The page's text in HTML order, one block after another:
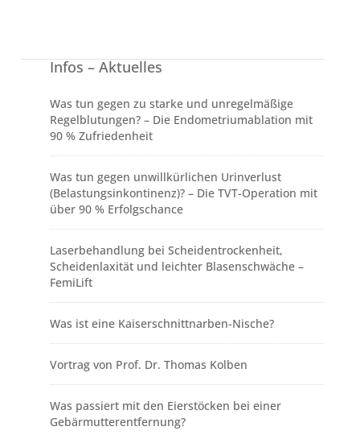
Infos – Aktuelles
Was tun gegen zu starke und unregelmäßige
Regelblutungen? – Die Endometriumablation mit
90 % Zufriedenheit
Was tun gegen unwillkürlichen Urinverlust
(Belastungsinkontinenz)? – Die TVT-Operation mit
über 90 % Erfolgschance
Laserbehandlung bei Scheidentrockenheit,
Scheidenlaxität und leichter Blasenschwäche –
FemiLift
Was ist eine Kaiserschnittnarben-Nische?
Vortrag von Prof. Dr. Thomas Kolben
Was passiert mit den Eierstöcken bei einer
Gebärmutterentfernung?